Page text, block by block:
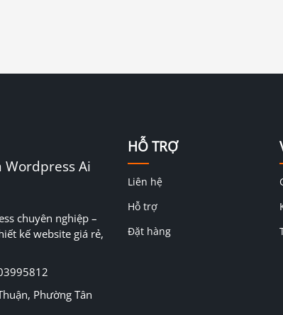
Wordpress Ai
chuyên nghiệp –
kế website giá rẻ,
Phường Tân
HỖ TRỢ
Liên hệ
Hỗ trợ
Đặt hàng